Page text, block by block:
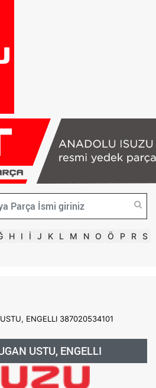
H I İ J K L M N O Ö P R S
ENGELLI 387020534101
USTU, ENGELLI